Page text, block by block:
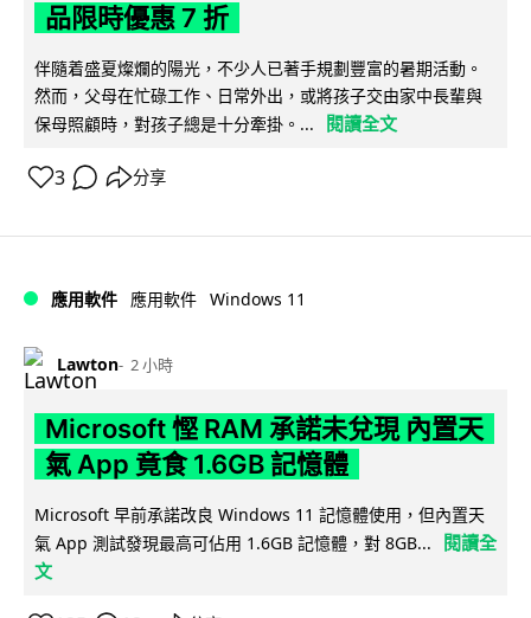
品限時優惠 7 折
伴隨着盛夏燦爛的陽光，不少人已著手規劃豐富的暑期活動。
然而，父母在忙碌工作、日常外出，或將孩子交由家中長輩與
保母照顧時，對孩子總是十分牽掛。...
閱讀全文
3 分享
應用軟件 應用軟件 Windows 11
Lawton 2 小時
Microsoft 慳 RAM 承諾未兌現 內置天
氣 App 竟食 1.6GB 記憶體
Microsoft 早前承諾改良 Windows 11 記憶體使用，但內置天
氣 App 測試發現最高可佔用 1.6GB 記憶體，對 8GB...
閱讀全
文